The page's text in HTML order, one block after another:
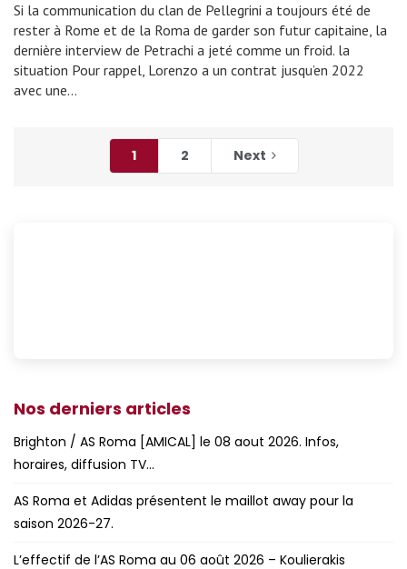
Si la communication du clan de Pellegrini a toujours été de
rester à Rome et de la Roma de garder son futur capitaine, la
dernière interview de Petrachi a jeté comme un froid. la
situation Pour rappel, Lorenzo a un contrat jusqu’en 2022
avec une…
1 2 Next
Nos derniers articles
Brighton / AS Roma [AMICAL] le 08 aout 2026. Infos,
horaires, diffusion TV…
AS Roma et Adidas présentent le maillot away pour la
saison 2026-27.
L’effectif de l’AS Roma au 06 août 2026 – Koulierakis